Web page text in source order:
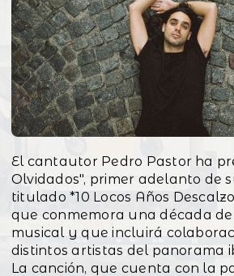
El cantautor Pedro Pastor ha
Olvidados", primer adelanto de
titulado *10 Locos Años
que conmemora una década
musical y que incluirá
distintos artistas del panorama
La canción, que cuenta con la